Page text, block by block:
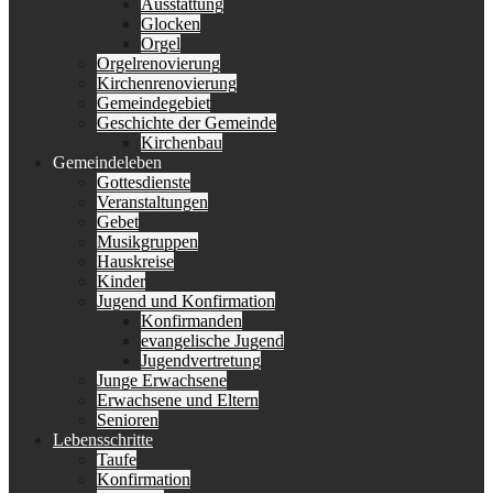
Ausstattung
Glocken
Orgel
Orgelrenovierung
Kirchenrenovierung
Gemeindegebiet
Geschichte der Gemeinde
Kirchenbau
Gemeindeleben
Gottesdienste
Veranstaltungen
Gebet
Musikgruppen
Hauskreise
Kinder
Jugend und Konfirmation
Konfirmanden
evangelische Jugend
Jugendvertretung
Junge Erwachsene
Erwachsene und Eltern
Senioren
Lebensschritte
Taufe
Konfirmation